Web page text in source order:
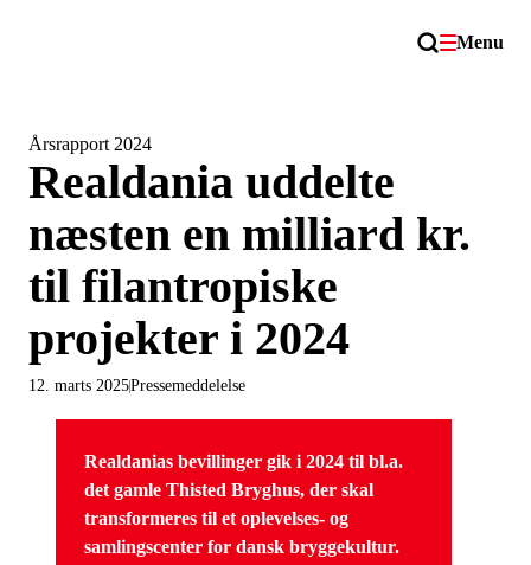
Menu
Årsrapport 2024
Realdania uddelte
næsten en milliard kr.
til filantropiske
projekter i 2024
Pressemeddelelse
12. marts 2025
Realdanias bevillinger gik i 2024 til bl.a.
det gamle Thisted Bryghus, der skal
transformeres til et oplevelses- og
samlingscenter for dansk bryggekultur.